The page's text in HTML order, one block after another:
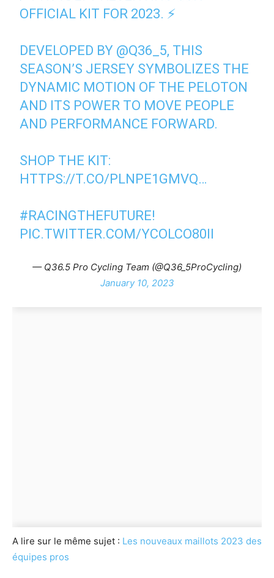
OFFICIAL KIT FOR 2023. ⚡️
DEVELOPED BY @Q36_5, THIS
SEASON’S JERSEY SYMBOLIZES THE
DYNAMIC MOTION OF THE PELOTON
AND ITS POWER TO MOVE PEOPLE
AND PERFORMANCE FORWARD.
SHOP THE KIT:
HTTPS://T.CO/PLNPE1GMVQ…
#RACINGTHEFUTURE!
PIC.TWITTER.COM/YCOLCO80II
— Q36.5 Pro Cycling Team (@Q36_5ProCycling)
January 10, 2023
A lire sur le même sujet : Les nouveaux maillots 2023 des
équipes pros